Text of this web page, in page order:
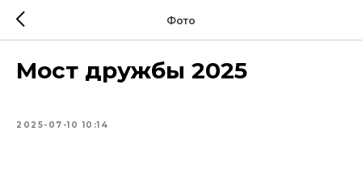
Фото
Мост дружбы 2025
2025-07-10 10:14